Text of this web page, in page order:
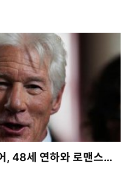
, 48세 연하와 로맨스…